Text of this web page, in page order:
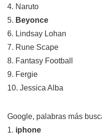
4. Naruto
5. Beyonce
6. Lindsay Lohan
7. Rune Scape
8. Fantasy Football
9. Fergie
10. Jessica Alba
Google, palabras más
1. iphone